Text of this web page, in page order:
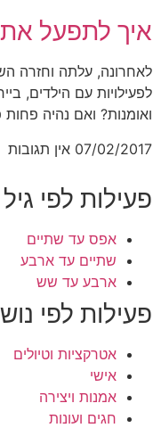
איך לתפעל
לאחרונה, עלתה וחזרה
לפעילויות עם הילדים,
ואומנות? ואם נהיה
07/02/2017 אין תגובות
פעילות לפי גיל
אפס עד שתיים
שתיים עד ארבע
ארבע עד שש
פעילות לפי
אטרקציות וטיולים
אישי
אמנות ויצירה
חגים ועונות